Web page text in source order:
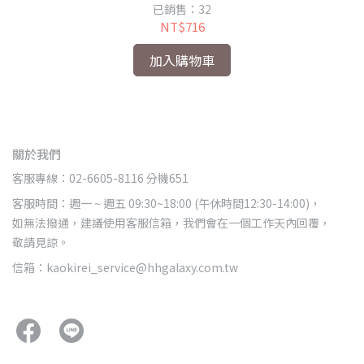
已銷售：32
NT$716
加入購物車
關於我們
客服專線：02-6605-8116 分機651
客服時間：週一 ~ 週五 09:30~18:00 (午休時間12:30-14:00)，
如無法撥通，建議使用客服信箱，我們會在一個工作天內回覆，
敬請見諒。
信箱：kaokirei_service@hhgalaxy.com.tw